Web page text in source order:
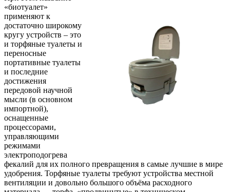
«биотуалет»
применяют к
достаточно широкому
кругу устройств – это
и торфяные туалеты и
переносные
портативные туалеты
и последние
достижения
передовой научной
мысли (в основном
импортной),
оснащенные
процессорами,
управляющими
режимами
электроподогрева
фекалий для их полного превращения в самые лучшие в мире
удобрения. Торфяные туалеты требуют устройства местной
вентиляции и довольно большого объёма расходного